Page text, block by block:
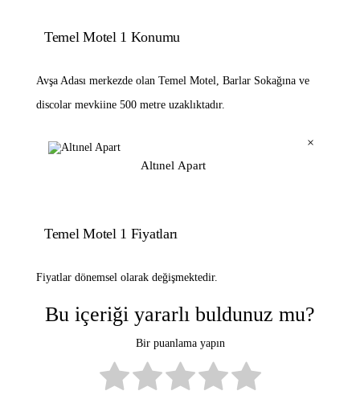
Temel Motel 1 Konumu
Avşa Adası merkezde olan Temel Motel, Barlar Sokağına ve
discolar mevkiine 500 metre uzaklıktadır.
Altınel Apart
×
Temel Motel 1 Fiyatları
Fiyatlar dönemsel olarak değişmektedir.
Bu içeriği yararlı buldunuz mu?
Bir puanlama yapın